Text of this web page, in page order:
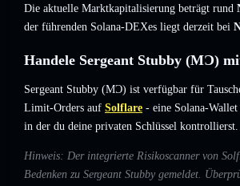
Die aktuelle Marktkapitalisierung beträgt rund
der führenden Solana-DEXes liegt derzeit bei
Handele Sergeant Stubby (MƆ)
Sergeant Stubby (MƆ) ist verfügbar für
Limit-Orders auf Solflare - eine Solana-
in der du deine privaten Schlüssel kontrollierst.
Hinweis: Der integrierte Risikoscanner von
Bedenken zu Sergeant Stubby gemeldet.